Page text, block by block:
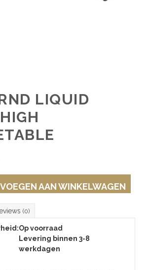
LIQUID
AAN WINKELWAGEN
(0)
Op voorraad
Levering binnen 3-8
werkdagen